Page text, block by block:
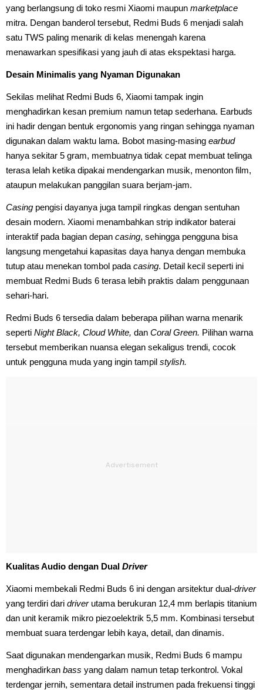
yang berlangsung di toko resmi Xiaomi maupun marketplace
mitra. Dengan banderol tersebut, Redmi Buds 6 menjadi salah
satu TWS paling menarik di kelas menengah karena
menawarkan spesifikasi yang jauh di atas ekspektasi harga.
Desain Minimalis yang Nyaman Digunakan
Sekilas melihat Redmi Buds 6, Xiaomi tampak ingin
menghadirkan kesan premium namun tetap sederhana. Earbuds
ini hadir dengan bentuk ergonomis yang ringan sehingga nyaman
digunakan dalam waktu lama. Bobot masing-masing earbud
hanya sekitar 5 gram, membuatnya tidak cepat membuat telinga
terasa lelah ketika dipakai mendengarkan musik, menonton film,
ataupun melakukan panggilan suara berjam-jam.
Casing pengisi dayanya juga tampil ringkas dengan sentuhan
desain modern. Xiaomi menambahkan strip indikator baterai
interaktif pada bagian depan casing, sehingga pengguna bisa
langsung mengetahui kapasitas daya hanya dengan membuka
tutup atau menekan tombol pada casing. Detail kecil seperti ini
membuat Redmi Buds 6 terasa lebih praktis dalam penggunaan
sehari-hari.
Redmi Buds 6 tersedia dalam beberapa pilihan warna menarik
seperti Night Black, Cloud White, dan Coral Green. Pilihan warna
tersebut memberikan nuansa elegan sekaligus trendi, cocok
untuk pengguna muda yang ingin tampil stylish.
Kualitas Audio dengan Dual Driver
Xiaomi membekali Redmi Buds 6 ini dengan arsitektur dual-driver
yang terdiri dari driverutama berukuran 12,4 mm berlapis titanium
dan unit keramik mikro piezoelektrik 5,5 mm. Kombinasi tersebut
membuat suara terdengar lebih kaya, detail, dan dinamis.
Saat digunakan mendengarkan musik, Redmi Buds 6 mampu
menghadirkan bass yang dalam namun tetap terkontrol. Vokal
terdengar jernih, sementara detail instrumen pada frekuensi tinggi